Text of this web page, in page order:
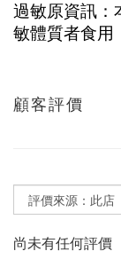
過敏原資訊：
敏體質者食用
顧客評價
尚未有任何評價